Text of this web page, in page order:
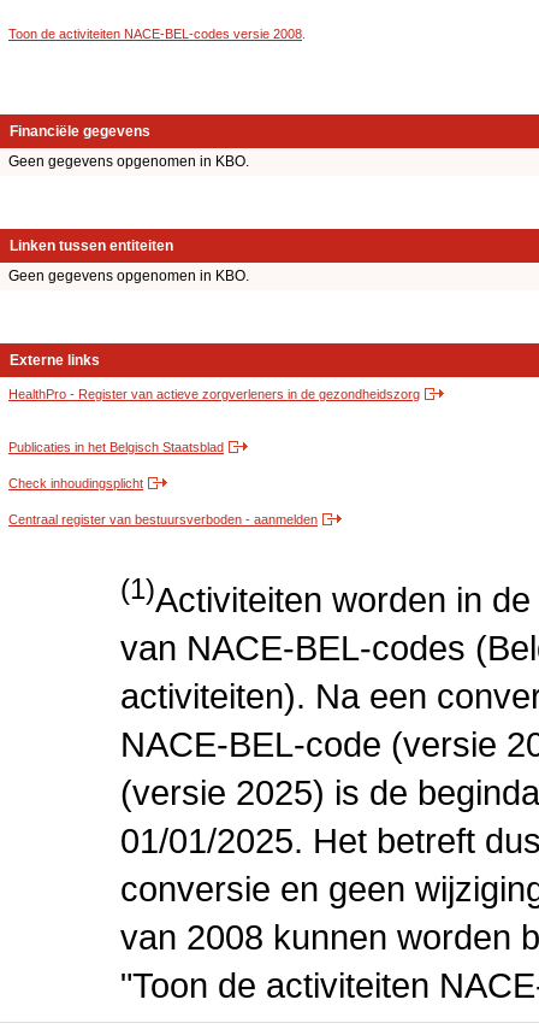
Toon de activiteiten NACE-BEL-codes versie 2008
Financiële gegevens
Geen gegevens opgenomen in KBO.
Linken tussen entiteiten
Geen gegevens opgenomen in KBO.
Externe links
HealthPro - Register van actieve zorgverleners in de gezondheidszorg
Publicaties in het Belgisch Staatsblad
Check inhoudingsplicht
Centraal register van bestuursverboden - aanmelden
(1)Activiteiten worden in
van NACE-BEL-codes
activiteiten). Na een
NACE-BEL-code (versie
(versie 2025) is de
01/01/2025. Het betreft
conversie en geen
van 2008 kunnen worden
"Toon de activiteiten